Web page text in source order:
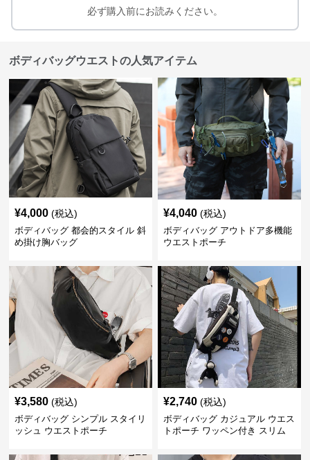
必ず購入前にお読みください。
ボディバッグウエストの人気アイテム
¥4,000 (税込)
ボディバッグ 都会的スタイル 斜
め掛け胸バッグ
¥4,040 (税込)
ボディバッグ アウトドア多機能
ウエストポーチ
¥3,580 (税込)
ボディバッグ シンプル スタイリ
ッシュ ウエストポーチ
¥2,740 (税込)
ボディバッグ カジュアル ウエス
トポーチ ワッペン付き スリム